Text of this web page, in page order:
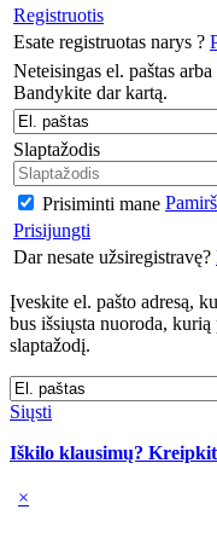
Registruotis
Esate registruotas narys ?
Neteisingas el. paštas
Bandykite dar kartą.
Slaptažodis
Prisiminti mane
Prisijungti
Dar nesate užsiregistravę?
Įveskite el. pašto adresą,
bus išsiųsta nuoroda,
slaptažodį.
Siųsti
Iškilo klausimų?
×